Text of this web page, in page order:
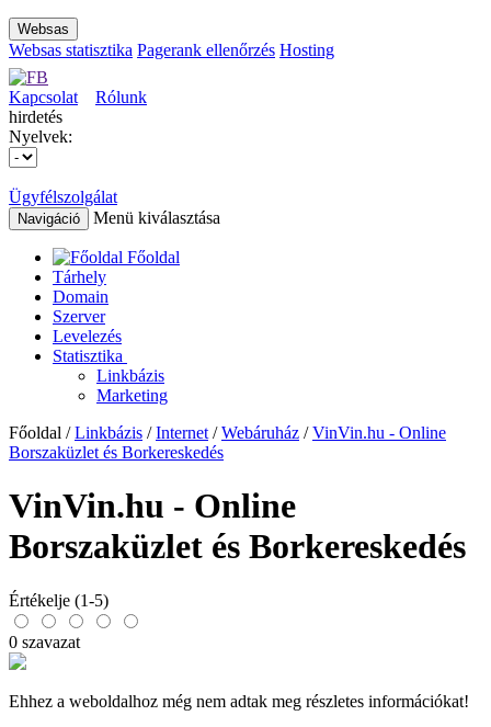
Websas
Websas statisztika Pagerank ellenőrzés Hosting
Kapcsolat
Rólunk
hirdetés
Nyelvek:
Ügyfélszolgálat
Navigáció Menü kiválasztása
Főoldal
Tárhely
Domain
Szerver
Levelezés
Statisztika
Linkbázis
Marketing
Főoldal /Linkbázis /Internet /Webáruház /VinVin.hu - Online
Borszaküzlet és Borkereskedés
VinVin.hu - Online
Borszaküzlet és Borkereskedés
Értékelje (1-5)
0 szavazat
Ehhez a weboldalhoz még nem adtak meg részletes információkat!